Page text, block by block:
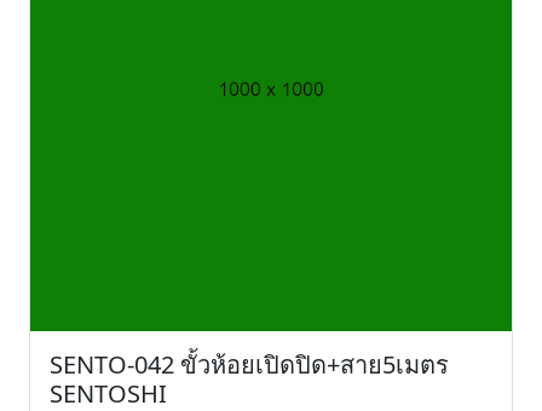
SENTO-042 ขั้วห้อยเปิดปิด+สาย5เมตร
SENTOSHI